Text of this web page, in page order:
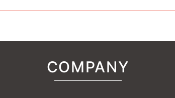
COMPANY